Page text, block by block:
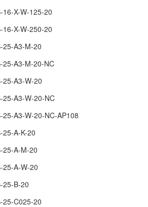
16-X-W-125-20
16-X-W-250-20
25-A3-M-20
25-A3-M-20-NC
25-A3-W-20
25-A3-W-20-NC
25-A3-W-20-NC-AP108
25-A-K-20
25-A-M-20
25-A-W-20
25-B-20
25-C025-20